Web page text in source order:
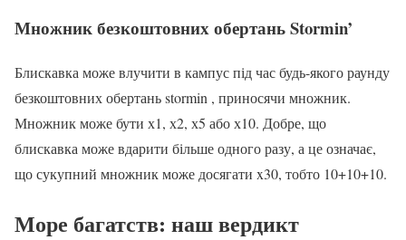
Множник безкоштовних обертань Stormin’
Блискавка може влучити в кампус під час будь-якого раунду
безкоштовних обертань stormin , приносячи множник.
Множник може бути х1, х2, х5 або х10. Добре, що
блискавка може вдарити більше одного разу, а це означає,
що сукупний множник може досягати x30, тобто 10+10+10.
Море багатств: наш вердикт